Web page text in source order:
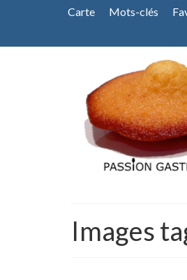
Carte Mots-clés
Images